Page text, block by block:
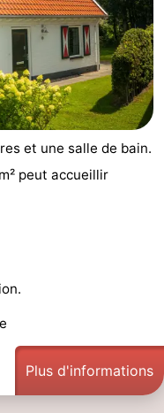
et une salle de bain.
peut accueillir
Plus d'informations